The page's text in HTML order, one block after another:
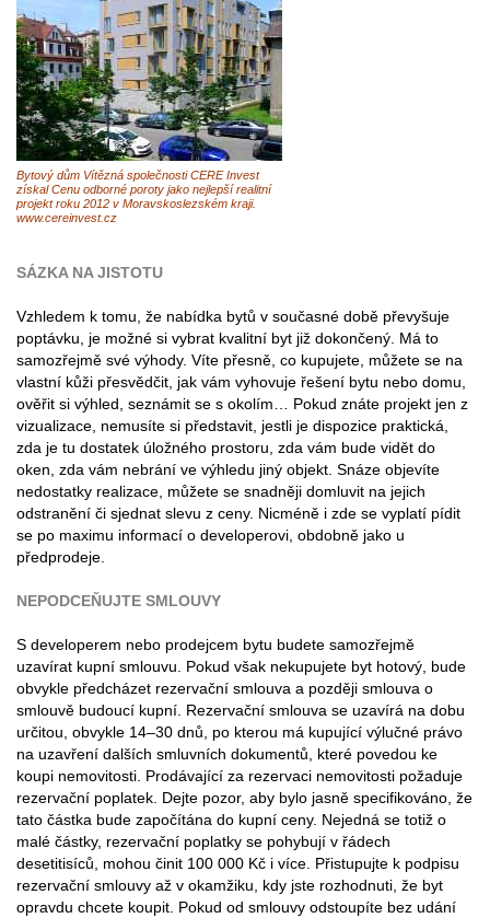
Bytový dům Vítězná společnosti CERE Invest
získal Cenu odborné poroty jako nejlepší realitní
projekt roku 2012 v Moravskoslezském kraji.
www.cereinvest.cz
SÁZKA NA JISTOTU
Vzhledem k tomu, že nabídka bytů v současné době převyšuje
poptávku, je možné si vybrat kvalitní byt již dokončený. Má to
samozřejmě své výhody. Víte přesně, co kupujete, můžete se na
vlastní kůži přesvědčit, jak vám vyhovuje řešení bytu nebo domu,
ověřit si výhled, seznámit se s okolím… Pokud znáte projekt jen z
vizualizace, nemusíte si představit, jestli je dispozice praktická,
zda je tu dostatek úložného prostoru, zda vám bude vidět do
oken, zda vám nebrání ve výhledu jiný objekt. Snáze objevíte
nedostatky realizace, můžete se snadněji domluvit na jejich
odstranění či sjednat slevu z ceny. Nicméně i zde se vyplatí pídit
se po maximu informací o developerovi, obdobně jako u
předprodeje.
NEPODCEŇUJTE SMLOUVY
S developerem nebo prodejcem bytu budete samozřejmě
uzavírat kupní smlouvu. Pokud však nekupujete byt hotový, bude
obvykle předcházet rezervační smlouva a později smlouva o
smlouvě budoucí kupní. Rezervační smlouva se uzavírá na dobu
určitou, obvykle 14–30 dnů, po kterou má kupující výlučné právo
na uzavření dalších smluvních dokumentů, které povedou ke
koupi nemovitosti. Prodávající za rezervaci nemovitosti požaduje
rezervační poplatek. Dejte pozor, aby bylo jasně specifikováno, že
tato částka bude započítána do kupní ceny. Nejedná se totiž o
malé částky, rezervační poplatky se pohybují v řádech
desetitisíců, mohou činit 100 000 Kč i více. Přistupujte k podpisu
rezervační smlouvy až v okamžiku, kdy jste rozhodnuti, že byt
opravdu chcete koupit. Pokud od smlouvy odstoupíte bez udání